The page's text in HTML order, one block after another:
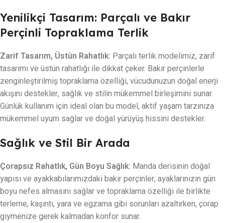
Yenilikçi Tasarım: Parçalı ve Bakır
Perçinli Topraklama Terlik
Zarif Tasarım, Üstün Rahatlık: Parçalı terlik modelimiz, zarif
tasarımı ve üstün rahatlığı ile dikkat çeker. Bakır perçinlerle
zenginleştirilmiş topraklama özelliği, vücudunuzun doğal enerji
akışını destekler, sağlık ve stilin mükemmel birleşimini sunar.
Günlük kullanım için ideal olan bu model, aktif yaşam tarzınıza
mükemmel uyum sağlar ve doğal yürüyüş hissini destekler.
Sağlık ve Stil Bir Arada
Çorapsız Rahatlık, Gün Boyu Sağlık: Manda derisinin doğal
yapısı ve ayakkabılarımızdaki bakır perçinler, ayaklarınızın gün
boyu nefes almasını sağlar ve topraklama özelliği ile birlikte
terleme, kaşıntı, yara ve egzama gibi sorunları azaltırken, çorap
giymenize gerek kalmadan konfor sunar.